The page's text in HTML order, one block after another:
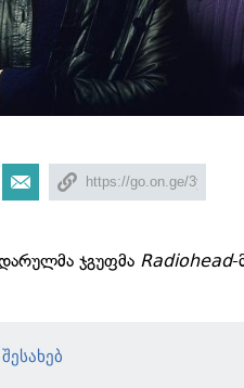
ჯგუფმა Radiohead-